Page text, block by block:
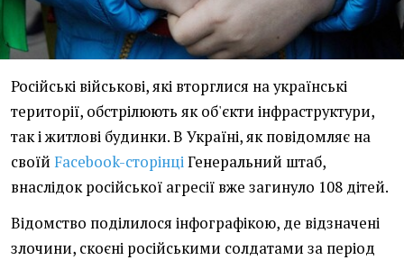
Російські військові, які вторглися на українські
території, обстрілюють як об'єкти інфраструктури,
так і житлові будинки. В Україні, як повідомляє на
своїй Facebook-сторінціГенеральний штаб,
внаслідок російської агресії вже загинуло 108 дітей.
Відомство поділилося інфографікою, де відзначені
злочини, скоєні російськими солдатами за період